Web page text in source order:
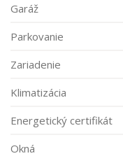
Garáž
Parkovanie
Zariadenie
Klimatizácia
Energetický certifikát
Okná